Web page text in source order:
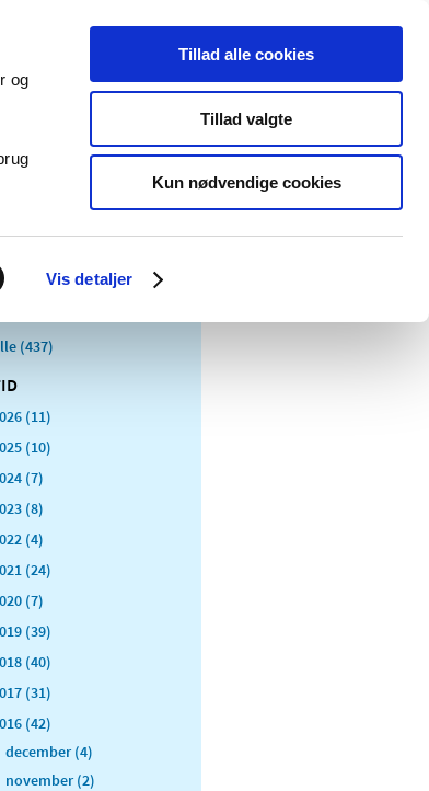
og
Vis detaljer
Tillad alle cookies
Tillad valgte
Kun nødvendige cookies
Særlige
produktområder
(437)
(11)
(10)
(7)
(8)
(4)
(24)
(7)
(39)
(40)
(31)
(42)
december (4)
november (2)